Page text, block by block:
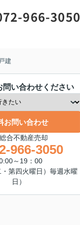
966-3050
建
問い合わせください
お問い合わせ
合不動産売却
966-3050
～19：00
・第四火曜日）毎週水曜
日）